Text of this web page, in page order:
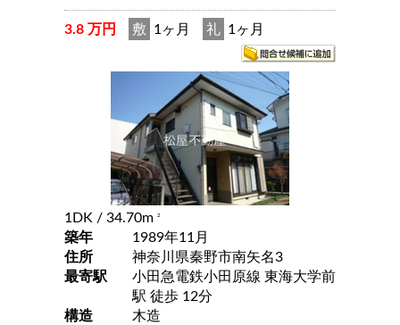
3.8 万円 敷 1ヶ月 礼 1ヶ月
1DK / 34.70m 2
築年
1989年11月
住所
神奈川県秦野市南矢名3
最寄駅
小田急電鉄小田原線 東海大学前
駅 徒歩 12分
構造
木造